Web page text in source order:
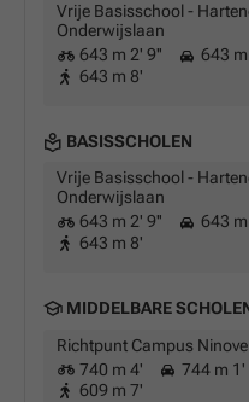
Vrije Basisschool -
Onderwijslaan
643 m 2' 9''
643
643 m 8'
BASISSCHOLEN
Vrije Basisschool -
Onderwijslaan
643 m 2' 9''
643
643 m 8'
MIDDELBARE
Richtpunt Campus
740 m 4'
744 m 1'
609 m 7'